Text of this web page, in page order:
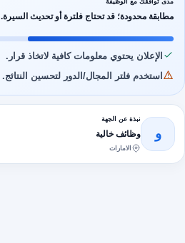
مطابقة محدودة؛ قد تحتاج فلترة أو تحديث السيرة.
الإعلان يحتوي معلومات كافية لاتخاذ قرار.
استخدم فلتر المجال/الدور لتحسين النتائج.
و
نبذة عن الجهة
وظائف خالية
الامارات